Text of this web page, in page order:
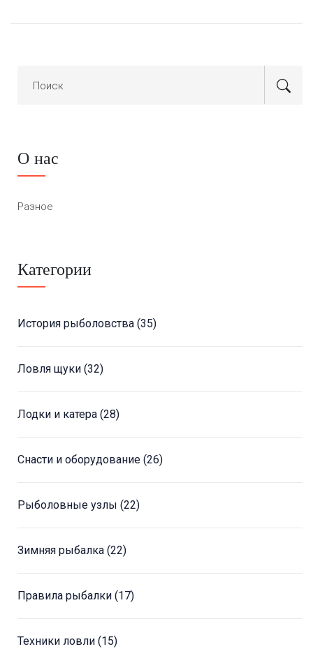
О нас
Разное
Категории
История рыболовства (35)
Ловля щуки (32)
Лодки и катера (28)
Снасти и оборудование (26)
Рыболовные узлы (22)
Зимняя рыбалка (22)
Правила рыбалки (17)
Техники ловли (15)